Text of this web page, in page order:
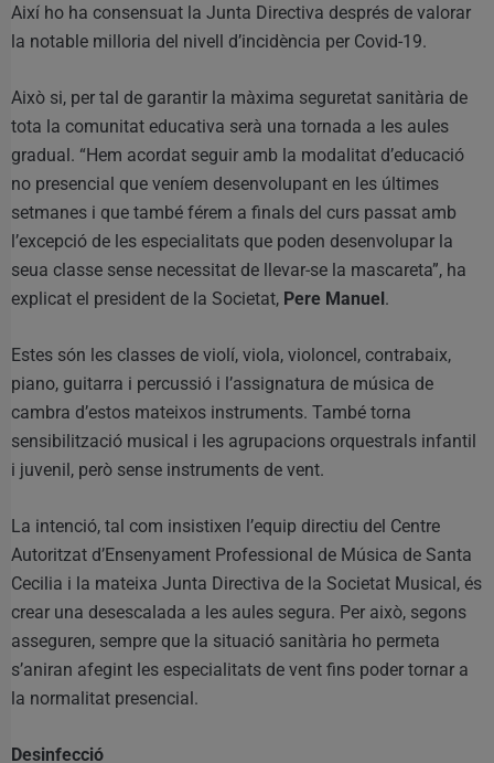
Així ho ha consensuat la Junta Directiva després de valorar
la notable milloria del nivell d’incidència per Covid-19.
Això si, per tal de garantir la màxima seguretat sanitària de
tota la comunitat educativa serà una tornada a les aules
gradual. “Hem acordat seguir amb la modalitat d’educació
no presencial que veníem desenvolupant en les últimes
setmanes i que també férem a finals del curs passat amb
l’excepció de les especialitats que poden desenvolupar la
seua classe sense necessitat de llevar-se la mascareta”, ha
explicat el president de la Societat, Pere Manuel.
Estes són les classes de violí, viola, violoncel, contrabaix,
piano, guitarra i percussió i l’assignatura de música de
cambra d’estos mateixos instruments. També torna
sensibilització musical i les agrupacions orquestrals infantil
i juvenil, però sense instruments de vent.
La intenció, tal com insistixen l’equip directiu del Centre
Autoritzat d’Ensenyament Professional de Música de Santa
Cecilia i la mateixa Junta Directiva de la Societat Musical, és
crear una desescalada a les aules segura. Per això, segons
asseguren, sempre que la situació sanitària ho permeta
s’aniran afegint les especialitats de vent fins poder tornar a
la normalitat presencial.
Desinfecció